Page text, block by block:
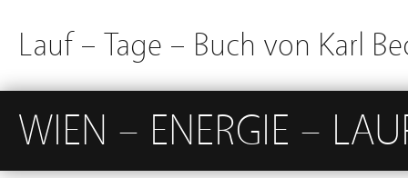
Lauf – Tage – Buch von Karl
WIEN – ENERGIE –